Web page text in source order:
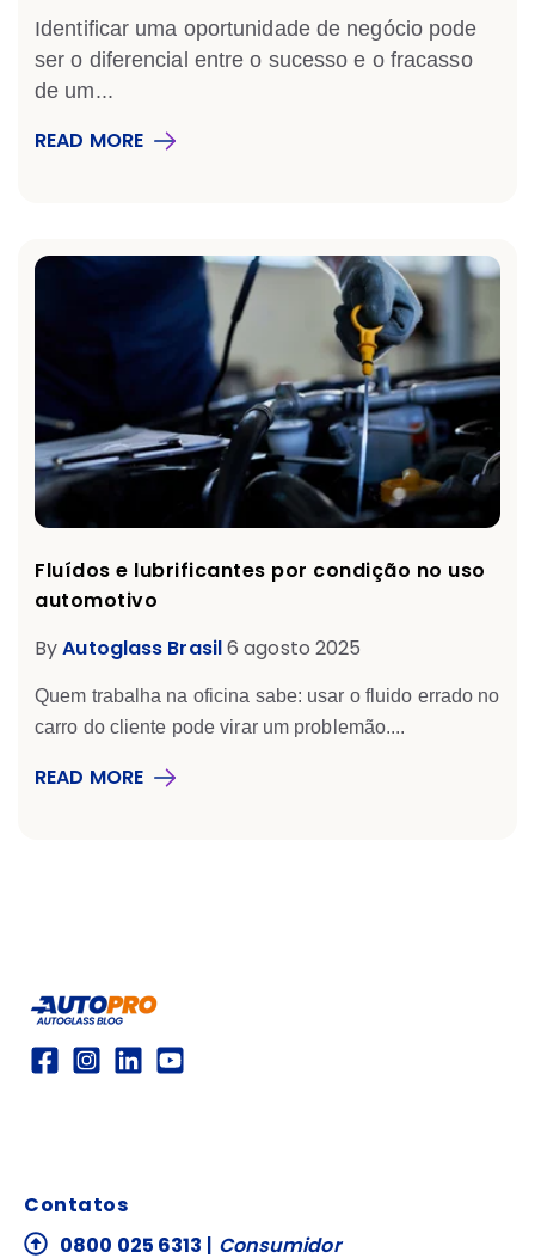
Identificar uma oportunidade de negócio pode
ser o diferencial entre o sucesso e o fracasso
de um...
READ MORE
Fluídos e lubrificantes por condição no uso
automotivo
ByAutoglass Brasil6 agosto 2025
Quem trabalha na oficina sabe: usar o fluido errado no
carro do cliente pode virar um problemão....
READ MORE
Contatos
0800 025 6313 | Consumidor